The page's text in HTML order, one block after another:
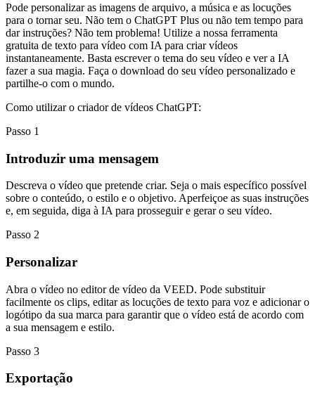
Pode personalizar as imagens de arquivo, a música e as locuções
para o tornar seu. Não tem o ChatGPT Plus ou não tem tempo para
dar instruções? Não tem problema! Utilize a nossa ferramenta
gratuita de texto para vídeo com IA para criar vídeos
instantaneamente. Basta escrever o tema do seu vídeo e ver a IA
fazer a sua magia. Faça o download do seu vídeo personalizado e
partilhe-o com o mundo.
Como utilizar o criador de vídeos ChatGPT:
Passo 1
Introduzir uma mensagem
Descreva o vídeo que pretende criar. Seja o mais específico possível
sobre o conteúdo, o estilo e o objetivo. Aperfeiçoe as suas instruções
e, em seguida, diga à IA para prosseguir e gerar o seu vídeo.
Passo 2
Personalizar
Abra o vídeo no editor de vídeo da VEED. Pode substituir
facilmente os clips, editar as locuções de texto para voz e adicionar o
logótipo da sua marca para garantir que o vídeo está de acordo com
a sua mensagem e estilo.
Passo 3
Exportação